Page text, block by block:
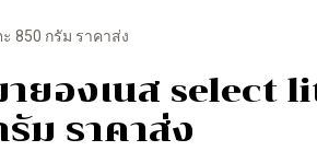
850 กรัม ราคาส่ง
ายองเนส select
ม ราคาส่ง